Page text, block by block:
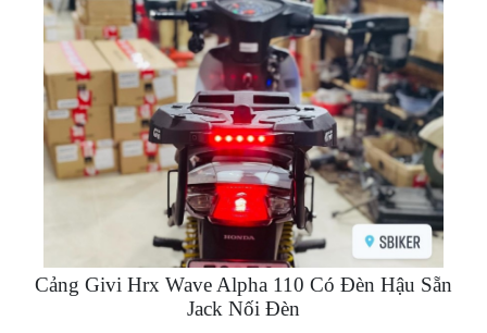
DẪN
MUA
HÀNG
Cảng Givi Hrx Wave Alpha 110 Có Đèn Hậu Sẵn
Jack Nối Đèn